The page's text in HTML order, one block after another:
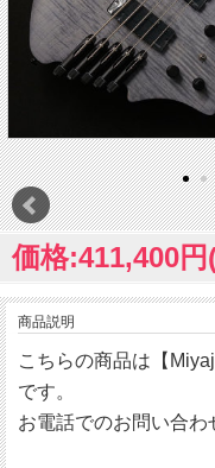
価格:411,400円
商品説明
こちらの商品は【
です。
お電話でのお問い合わ